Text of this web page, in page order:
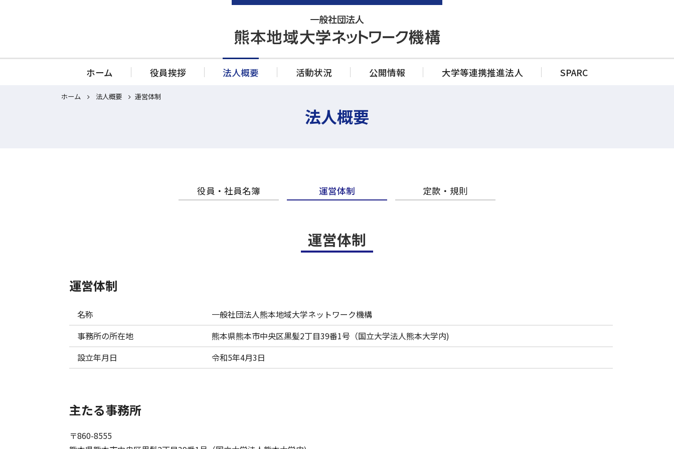
ホーム 役員挨拶 法人概要 活動状況 公開情報 大学等連携推進法人 SPARC
ホーム 法人概要 運営体制
法人概要
役員・社員名簿 運営体制 定款・規則
運営体制
運営体制
名称
一般社団法人熊本地域大学ネットワーク機構
事務所の所在地
熊本県熊本市中央区黒髪2丁目39番1号（国立大学法人熊本大学内)
設立年月日
令和5年4月3日
主たる事務所
〒860-8555
ホーム
運営体制 定款・規則
事業計画書